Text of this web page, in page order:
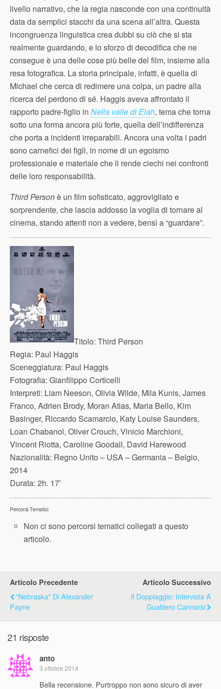
livello narrativo, che la regia nasconde con una continuità
data da semplici stacchi da una scena all’altra. Questa
incongruenza linguistica crea dubbi su ciò che si sta
realmente guardando, e lo sforzo di decodifica che ne
consegue è una delle cose più belle del film, insieme alla
resa fotografica. La storia principale, infatti, è quella di
Michael che cerca di redimere una colpa, un padre alla
ricerca del perdono di sé. Haggis aveva affrontato il
rapporto padre-figlio in Nella valle di Elah, tema che torna
sotto una forma ancora più forte, quella dell’indifferenza
che porta a incidenti irreparabili. Ancora una volta i padri
sono carnefici dei figli, in nome di un egoismo
professionale e materiale che li rende ciechi nei confronti
delle loro responsabilità.
Third Personè un film sofisticato, aggrovigliato e
sorprendente, che lascia addosso la voglia di tornare al
cinema, stando attenti non a vedere, bensì a “guardare”.
Titolo: Third Person
Regia: Paul Haggis
Sceneggiatura: Paul Haggis
Fotografia: Gianfilippo Corticelli
Interpreti: Liam Neeson, Olivia Wilde, Mila Kunis, James
Franco, Adrien Brody, Moran Atias, Maria Bello, Kim
Basinger, Riccardo Scamarcio, Katy Louise Saunders,
Loan Chabanol, Oliver Crouch, Vinicio Marchioni,
Vincent Riotta, Caroline Goodall, David Harewood
Nazionalità: Regno Unito – USA – Germania – Belgio,
2014
Durata: 2h. 17′
Percorsi Tematici
Non ci sono percorsi tematici collegati a questo
articolo.
Articolo Precedente
"Nebraska" Di Alexander
Payne
Articolo Successivo
Il Doppiaggio: Intervista A
Gualtiero Cannarsi
21 risposte
anto
3 ottobre 2014
Bella recensione. Purtroppo non sono sicuro di aver